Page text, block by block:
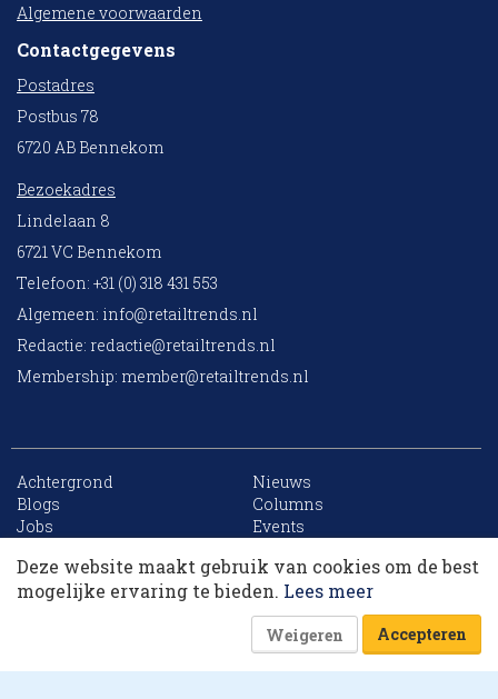
Algemene voorwaarden
Contactgegevens
Postadres
Postbus 78
6720 AB Bennekom
Bezoekadres
Lindelaan 8
6721 VC Bennekom
Telefoon: +31 (0) 318 431 553
Algemeen: info@retailtrends.nl
Redactie: redactie@retailtrends.nl
Membership: member@retailtrends.nl
Achtergrond
Nieuws
Blogs
Columns
Jobs
Events
Archief
Sitemap
Website is powered by
Deze website maakt gebruik van cookies om de best
mogelijke ervaring te bieden. Lees meer
Weigeren Accepteren
10 collega’s
Korting op events